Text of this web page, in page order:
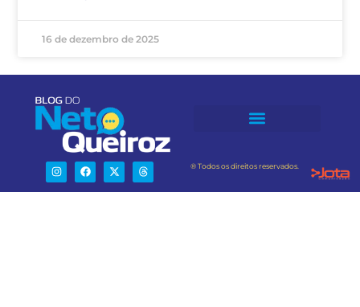
16 de dezembro de 2025
® Todos os direitos reservados.